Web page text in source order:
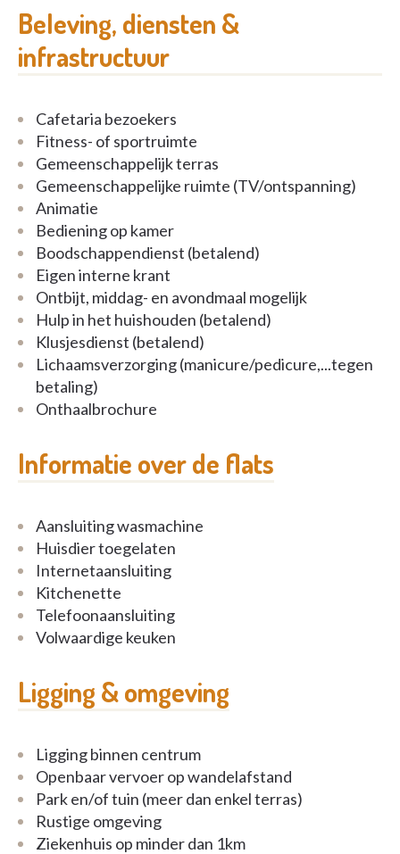
vrijblijvende rondleiding ter plaatse.
Beleving, diensten &
infrastructuur
Cafetaria bezoekers
Fitness- of sportruimte
Gemeenschappelijk terras
Gemeenschappelijke ruimte (TV/ontspanning)
Animatie
Bediening op kamer
Boodschappendienst (betalend)
Eigen interne krant
Ontbijt, middag- en avondmaal mogelijk
Hulp in het huishouden (betalend)
Klusjesdienst (betalend)
Lichaamsverzorging (manicure/pedicure,...tegen
betaling)
Onthaalbrochure
Informatie over de flats
Aansluiting wasmachine
Huisdier toegelaten
Internetaansluiting
Kitchenette
Telefoonaansluiting
Volwaardige keuken
Ligging & omgeving
Ligging binnen centrum
Openbaar vervoer op wandelafstand
Park en/of tuin (meer dan enkel terras)
Rustige omgeving
Ziekenhuis op minder dan 1km